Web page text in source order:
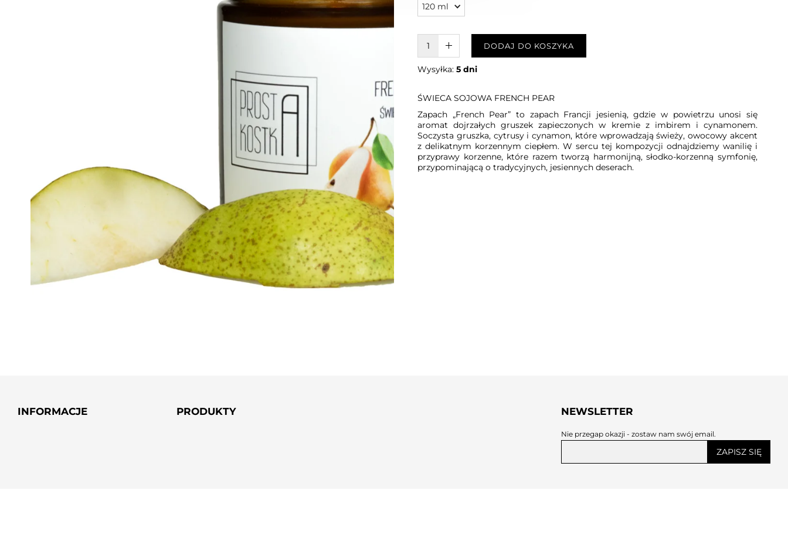
120 ml
W KOSZYKU :)DODAJ DO KOSZYKA
Wysyłka: 5 dni
ŚWIECA SOJOWA FRENCH PEAR
Zapach „French Pear” to zapach Francji jesienią, gdzie w powietrzu unosi się
aromat dojrzałych gruszek zapieczonych w kremie z imbirem i cynamonem.
Soczysta gruszka, cytrusy i cynamon, które wprowadzają świeży, owocowy akcent
z delikatnym korzennym ciepłem. W sercu tej kompozycji odnajdziemy wanilię i
przyprawy korzenne, które razem tworzą harmonijną, słodko-korzenną symfonię,
przypominającą o tradycyjnych, jesiennych deserach.
INFORMACJE PRODUKTY NEWSLETTER
Nie przegap okazji - zostaw nam swój email.
ZAPISZ SIĘ